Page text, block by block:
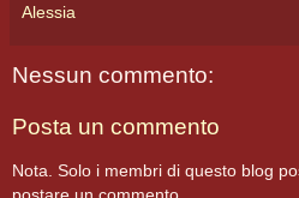
Alessia
Nessun commento:
Posta un commento
Nota. Solo i membri di questo blog
postare un commento.